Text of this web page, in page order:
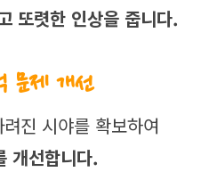
또렷한 인상을 줍니다.
문제 개선
진 시야를 확보하여
개선합니다.